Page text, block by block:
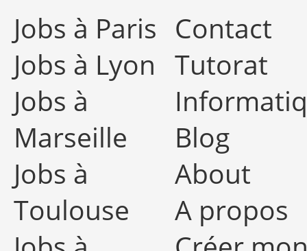
Jobs à Paris
Jobs à Lyon
Jobs à
Marseille
Jobs à
Toulouse
Contact
Tutorat
Blog
About
A propos